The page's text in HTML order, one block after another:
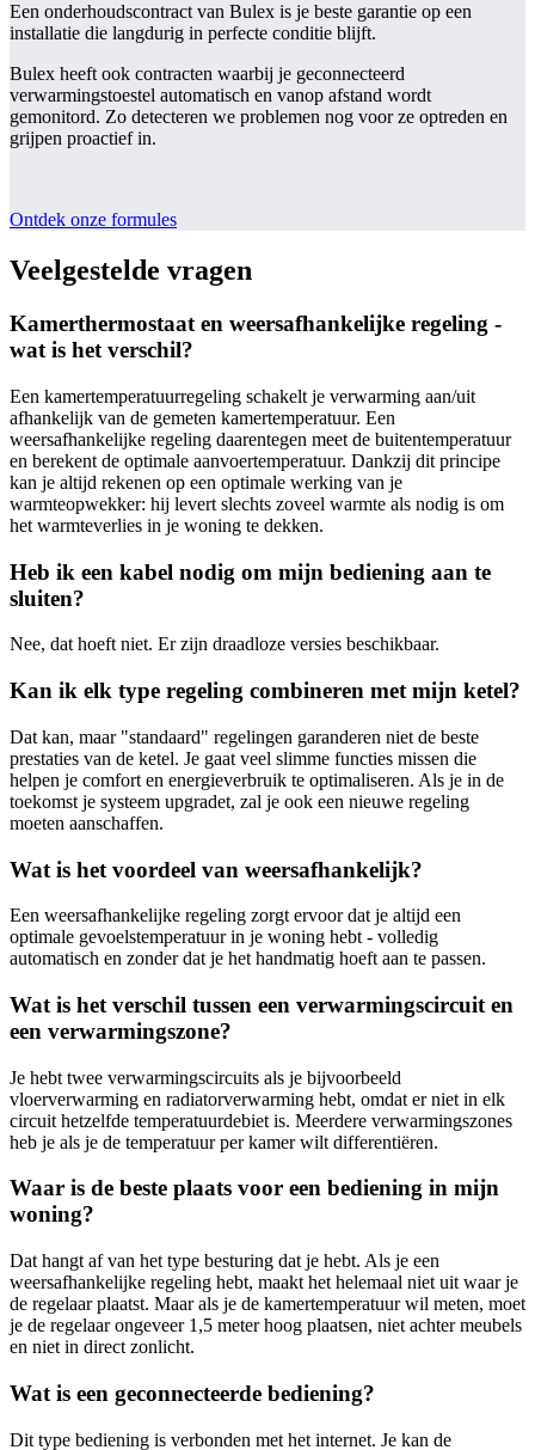
Een onderhoudscontract van Bulex is je beste garantie op een
installatie die langdurig in perfecte conditie blijft.
Bulex heeft ook contracten waarbij je geconnecteerd
verwarmingstoestel automatisch en vanop afstand wordt
gemonitord. Zo detecteren we problemen nog voor ze optreden en
grijpen proactief in.
Ontdek onze formules
Veelgestelde vragen
Kamerthermostaat en weersafhankelijke regeling -
wat is het verschil?
Een kamertemperatuurregeling schakelt je verwarming aan/uit
afhankelijk van de gemeten kamertemperatuur. Een
weersafhankelijke regeling daarentegen meet de buitentemperatuur
en berekent de optimale aanvoertemperatuur. Dankzij dit principe
kan je altijd rekenen op een optimale werking van je
warmteopwekker: hij levert slechts zoveel warmte als nodig is om
het warmteverlies in je woning te dekken.
Heb ik een kabel nodig om mijn bediening aan te
sluiten?
Nee, dat hoeft niet. Er zijn draadloze versies beschikbaar.
Kan ik elk type regeling combineren met mijn ketel?
Dat kan, maar "standaard" regelingen garanderen niet de beste
prestaties van de ketel. Je gaat veel slimme functies missen die
helpen je comfort en energieverbruik te optimaliseren. Als je in de
toekomst je systeem upgradet, zal je ook een nieuwe regeling
moeten aanschaffen.
Wat is het voordeel van weersafhankelijk?
Een weersafhankelijke regeling zorgt ervoor dat je altijd een
optimale gevoelstemperatuur in je woning hebt - volledig
automatisch en zonder dat je het handmatig hoeft aan te passen.
Wat is het verschil tussen een verwarmingscircuit en
een verwarmingszone?
Je hebt twee verwarmingscircuits als je bijvoorbeeld
vloerverwarming en radiatorverwarming hebt, omdat er niet in elk
circuit hetzelfde temperatuurdebiet is. Meerdere verwarmingszones
heb je als je de temperatuur per kamer wilt differentiëren.
Waar is de beste plaats voor een bediening in mijn
woning?
Dat hangt af van het type besturing dat je hebt. Als je een
weersafhankelijke regeling hebt, maakt het helemaal niet uit waar je
de regelaar plaatst. Maar als je de kamertemperatuur wil meten, moet
je de regelaar ongeveer 1,5 meter hoog plaatsen, niet achter meubels
en niet in direct zonlicht.
Wat is een geconnecteerde bediening?
Dit type bediening is verbonden met het internet. Je kan de